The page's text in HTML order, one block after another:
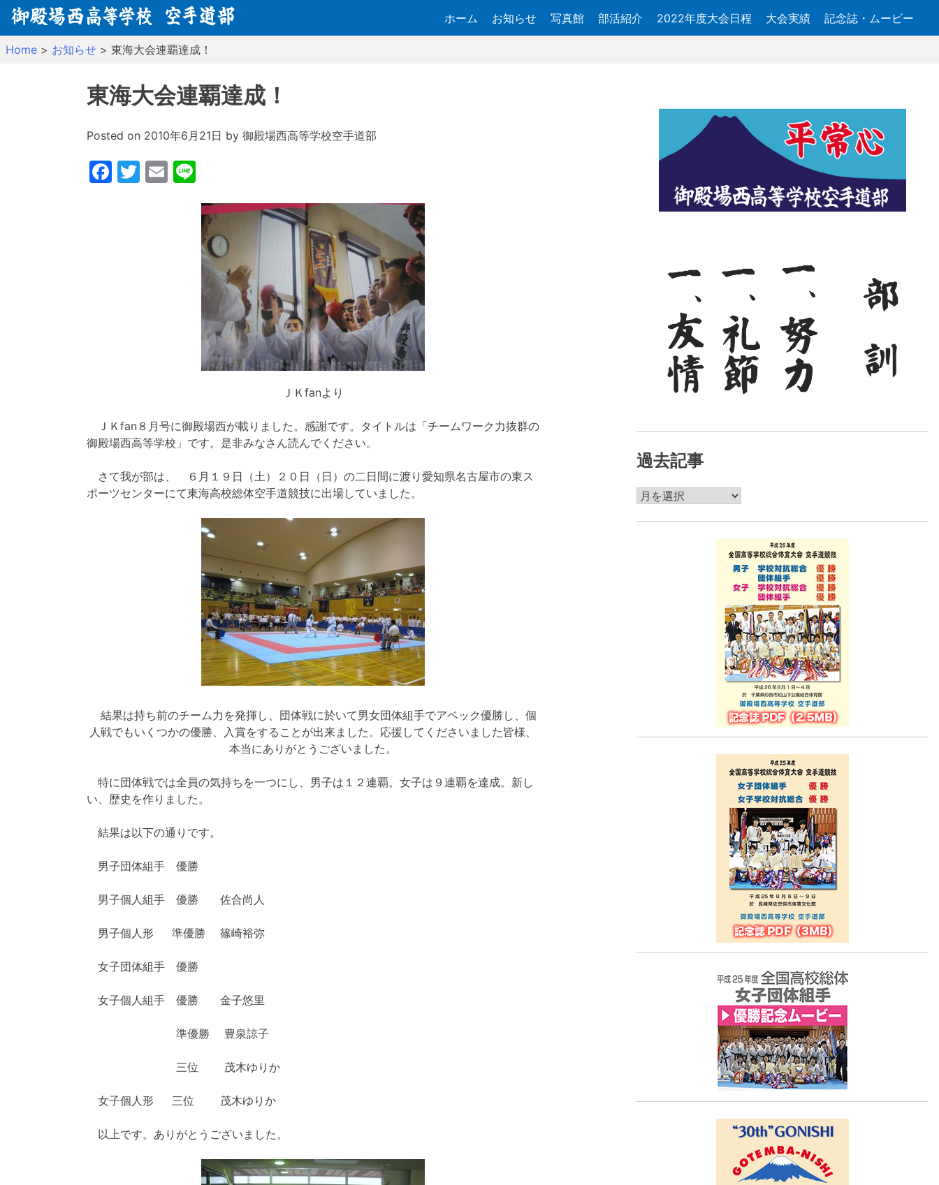
Skip
ホーム お知らせ 写真館 部活紹介 2022年度大会日程 大会実績 記念誌・ムービー
Home > お知らせ > 東海大会連覇達成！
東海大会連覇達成！
Posted on 2010年6月21日 by 御殿場西高等学校空手道部
Facebook
Twitter
Email
ＪＫfanより
ＪＫfan８月号に御殿場西が載りました。感謝です。タイトルは「チームワーク力抜群の
御殿場西高等学校」です。是非みなさん読んでください。
さて我が部は、 ６月１９日（土）２０日（日）の二日間に渡り愛知県名古屋市の東ス
ポーツセンターにて東海高校総体空手道競技に出場していました。
結果は持ち前のチーム力を発揮し、団体戦に於いて男女団体組手でアベック優勝し、個
人戦でもいくつかの優勝、入賞をすることが出来ました。応援してくださいました皆様、
本当にありがとうございました。
特に団体戦では全員の気持ちを一つにし、男子は１２連覇。女子は９連覇を達成。新し
い、歴史を作りました。
結果は以下の通りです。
男子団体組手 優勝
男子個人組手 優勝 佐合尚人
男子個人形 準優勝 篠崎裕弥
女子団体組手 優勝
女子個人組手 優勝 金子悠里
準優勝 豊泉諒子
三位 茂木ゆりか
女子個人形 三位 茂木ゆりか
以上です。ありがとうございました。
過去記事
過